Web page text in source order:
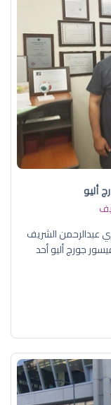
أليو
عبدالرحمن الشريف
جورج أليو أحد